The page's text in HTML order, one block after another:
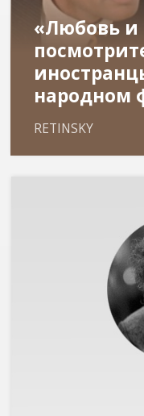
«Любовь и
народном
RETINSKY